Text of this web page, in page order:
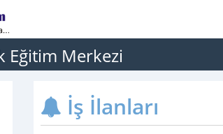
Eğitim Merkezi
İş İlanları